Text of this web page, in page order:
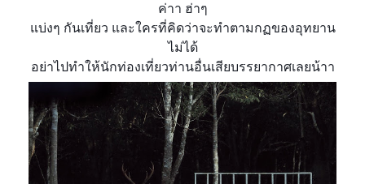
ค่าา ฮ่าๆ
แบ่งๆ กันเที่ยว และใครที่คิดว่าจะทำตามกฏของอุทยาน
ไม่ได้
อย่าไปทำให้นักท่องเที่ยวท่านอื่นเสียบรรยากาศเลยน้าา